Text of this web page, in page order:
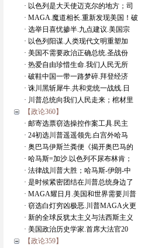
· 以色列是大天使迈克尔的地方；司
· MAGA.魔道相长.重新发现美国！破
· 选举日喜忧掺半.九点建议.美国宗
· 以色列阳谋.人类现代文明重塑加
· 美国不需要政治正确总统.圣战份
· 热爱自由珍惜生命.我们人民无所
· 破鞋中国一带一路梦碎.拜登经济
· 诛川黑斩犀牛.共和党统一战线.日
· 川普总统向我们人民走来；棺材里
【政论360】
· 邮寄选票窃选操控作案工具.民主
· 24初选川普遥遥领先.白宫外哈马
· 奥巴马伊斯兰粪便《揭开奥巴马的
· 哈马斯=加沙.以色列不尿布林肯；
· 法律战川普大胜；哈马斯-伊朗-中
· 是时候紧密团结在川普总统身边了
· MAGA耀日月.美国和世界需要川普
· 窃选白灯穷凶极恶.川普MAGA火更
· 新的全球反犹太主义与法西斯主义
· 美国政治历史学家.首席大法官20
【政论359】